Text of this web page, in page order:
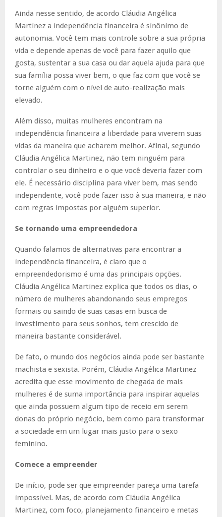
Ainda nesse sentido, de acordo Cláudia Angélica
Martinez a independência financeira é sinônimo de
autonomia. Você tem mais controle sobre a sua própria
vida e depende apenas de você para fazer aquilo que
gosta, sustentar a sua casa ou dar aquela ajuda para que
sua família possa viver bem, o que faz com que você se
torne alguém com o nível de auto-realização mais
elevado.
Além disso, muitas mulheres encontram na
independência financeira a liberdade para viverem suas
vidas da maneira que acharem melhor. Afinal, segundo
Cláudia Angélica Martinez, não tem ninguém para
controlar o seu dinheiro e o que você deveria fazer com
ele. É necessário disciplina para viver bem, mas sendo
independente, você pode fazer isso à sua maneira, e não
com regras impostas por alguém superior.
Se tornando uma empreendedora
Quando falamos de alternativas para encontrar a
independência financeira, é claro que o
empreendedorismo é uma das principais opções.
Cláudia Angélica Martinez explica que todos os dias, o
número de mulheres abandonando seus empregos
formais ou saindo de suas casas em busca de
investimento para seus sonhos, tem crescido de
maneira bastante considerável.
De fato, o mundo dos negócios ainda pode ser bastante
machista e sexista. Porém, Cláudia Angélica Martinez
acredita que esse movimento de chegada de mais
mulheres é de suma importância para inspirar aquelas
que ainda possuem algum tipo de receio em serem
donas do próprio negócio, bem como para transformar
a sociedade em um lugar mais justo para o sexo
feminino.
Comece a empreender
De início, pode ser que empreender pareça uma tarefa
impossível. Mas, de acordo com Cláudia Angélica
Martinez, com foco, planejamento financeiro e metas